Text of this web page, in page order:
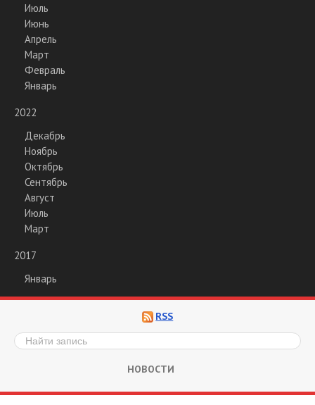
Июль
Июнь
Апрель
Март
Февраль
Январь
2022
Декабрь
Ноябрь
Октябрь
Сентябрь
Август
Июль
Март
2017
Январь
RSS
НОВОСТИ